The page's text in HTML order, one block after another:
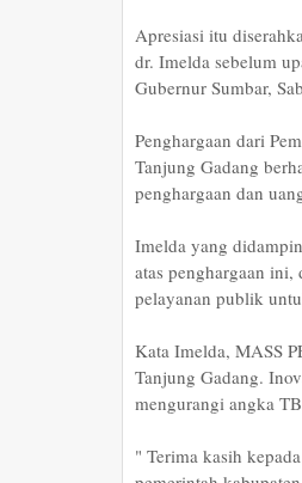
Apresiasi itu
dr. Imelda sebelum
Gubernur Sumbar,
Penghargaan dari
Tanjung Gadang
penghargaan dan
Imelda yang
atas penghargaan
pelayanan publik
Kata Imelda, MASS
Tanjung Gadang.
mengurangi angka
" Terima kasih